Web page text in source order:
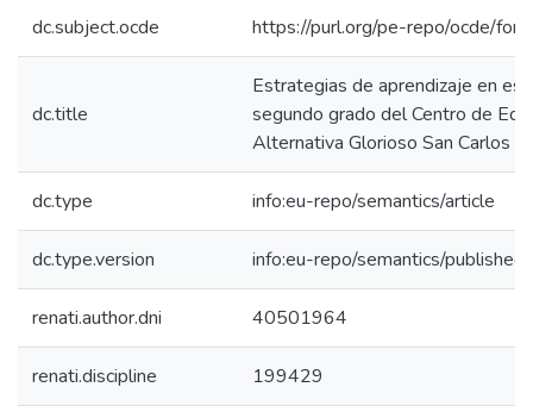
dc.subject.ocde https://purl.org/pe-repo/ocde/
dc.title
Estrategias de aprendizaje en
segundo grado del Centro de
Alternativa Glorioso San Carlos
dc.type info:eu-repo/semantics/article
dc.type.version info:eu-repo/semantics/
renati.author.dni 40501964
renati.discipline 199429